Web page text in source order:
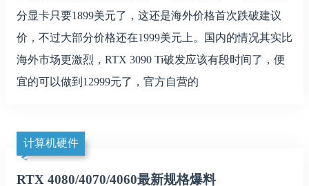
分显卡只要1899美元了，这还是海外价格首次跌破建议
价，不过大部分价格还在1999美元上。国内的情况其实比
海外市场更激烈，RTX 3090 Ti破发应该有段时间了，便
宜的可以做到12999元了，官方自营的
计算机硬件
RTX 4080/4070/4060最新规格爆料